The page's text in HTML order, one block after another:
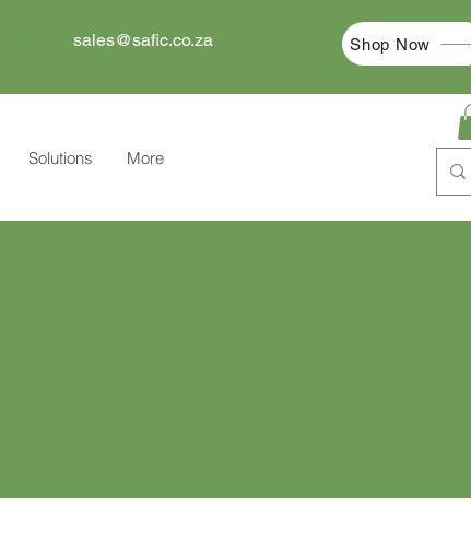
sales@safic.co.za Shop Now
Solutions More